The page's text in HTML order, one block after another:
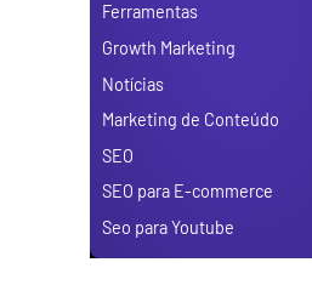
Ferramentas
Growth Marketing
Notícias
Marketing de Conteúdo
SEO
SEO para E-commerce
Seo para Youtube